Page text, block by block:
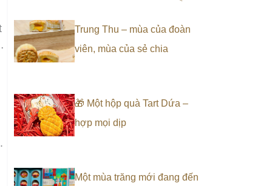
Trung Thu – mùa của đoàn
viên, mùa của sẻ chia
🎁 Một hộp quà Tart Dứa –
hợp mọi dịp
Một mùa trăng mới đang đến